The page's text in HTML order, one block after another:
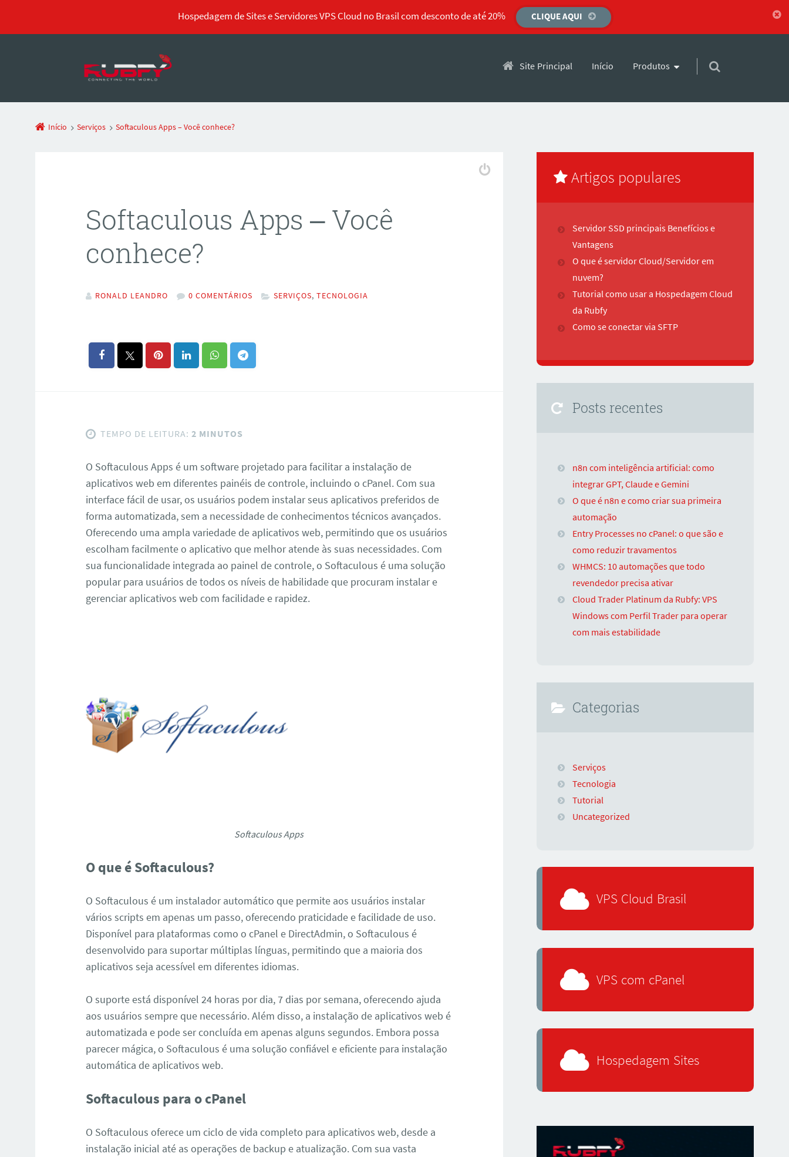
Hospedagem de Sites e Servidores VPS Cloud no Brasil com desconto de até 20% CLIQUE AQUI
Pular para o conteúdo
Site Principal Início Produtos
Início Serviços Softaculous Apps – Você conhece?
Softaculous Apps – Você
conhece?
RONALD LEANDRO 0 COMENTÁRIOS SERVIÇOS,TECNOLOGIA
TEMPO DE LEITURA: 2 MINUTOS
O Softaculous Apps é um software projetado para facilitar a instalação de
aplicativos web em diferentes painéis de controle, incluindo o cPanel. Com sua
interface fácil de usar, os usuários podem instalar seus aplicativos preferidos de
forma automatizada, sem a necessidade de conhecimentos técnicos avançados.
Oferecendo uma ampla variedade de aplicativos web, permitindo que os usuários
escolham facilmente o aplicativo que melhor atende às suas necessidades. Com
sua funcionalidade integrada ao painel de controle, o Softaculous é uma solução
popular para usuários de todos os níveis de habilidade que procuram instalar e
gerenciar aplicativos web com facilidade e rapidez.
Softaculous Apps
O que é Softaculous?
O Softaculous é um instalador automático que permite aos usuários instalar
vários scripts em apenas um passo, oferecendo praticidade e facilidade de uso.
Disponível para plataformas como o cPanel e DirectAdmin, o Softaculous é
desenvolvido para suportar múltiplas línguas, permitindo que a maioria dos
aplicativos seja acessível em diferentes idiomas.
O suporte está disponível 24 horas por dia, 7 dias por semana, oferecendo ajuda
aos usuários sempre que necessário. Além disso, a instalação de aplicativos web é
automatizada e pode ser concluída em apenas alguns segundos. Embora possa
parecer mágica, o Softaculous é uma solução confiável e eficiente para instalação
automática de aplicativos web.
Softaculous para o cPanel
O Softaculous oferece um ciclo de vida completo para aplicativos web, desde a
instalação inicial até as operações de backup e atualização. Com sua vasta
Artigos populares
Servidor SSD principais Benefícios e
Vantagens
O que é servidor Cloud/Servidor em
nuvem?
Tutorial como usar a Hospedagem Cloud
da Rubfy
Como se conectar via SFTP
Posts recentes
n8n com inteligência artificial: como
integrar GPT, Claude e Gemini
O que é n8n e como criar sua primeira
automação
Entry Processes no cPanel: o que são e
como reduzir travamentos
WHMCS: 10 automações que todo
revendedor precisa ativar
Cloud Trader Platinum da Rubfy: VPS
Windows com Perfil Trader para operar
com mais estabilidade
Categorias
Serviços
Tecnologia
Tutorial
Uncategorized
VPS Cloud Brasil
VPS com cPanel
Hospedagem Sites